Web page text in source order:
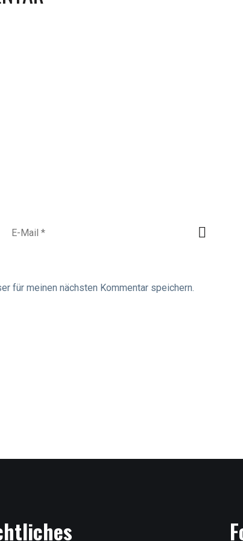
für meinen nächsten Kommentar speichern.